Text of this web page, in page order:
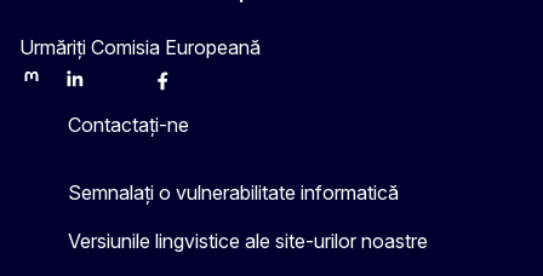
Urmăriți Comisia Europeană
MastodonLinkedInBlueskyFacebook
Contactați-ne
Semnalați o vulnerabilitate informatică
Versiunile lingvistice ale site-urilor noastre